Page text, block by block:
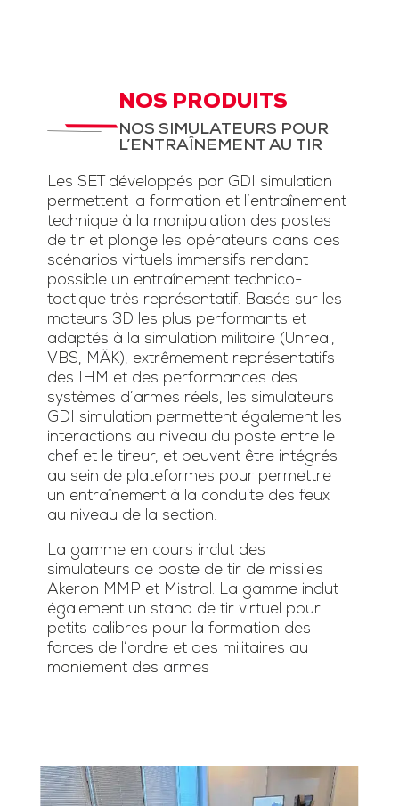
NOS PRODUITS
NOS SIMULATEURS POUR
L’ENTRAÎNEMENT AU TIR
Les SET développés par GDI simulation
permettent la formation et l’entraînement
technique à la manipulation des postes
de tir et plonge les opérateurs dans des
scénarios virtuels immersifs rendant
possible un entraînement technico-
tactique très représentatif. Basés sur les
moteurs 3D les plus performants et
adaptés à la simulation militaire (Unreal,
VBS, MÄK), extrêmement représentatifs
des IHM et des performances des
systèmes d’armes réels, les simulateurs
GDI simulation permettent également les
interactions au niveau du poste entre le
chef et le tireur, et peuvent être intégrés
au sein de plateformes pour permettre
un entraînement à la conduite des feux
au niveau de la section.
La gamme en cours inclut des
simulateurs de poste de tir de missiles
Akeron MMP et Mistral. La gamme inclut
également un stand de tir virtuel pour
petits calibres pour la formation des
forces de l’ordre et des militaires au
maniement des armes